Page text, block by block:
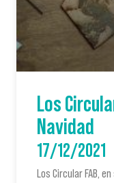
Los
Navidad
17/12/2021
Los Circular FAB,